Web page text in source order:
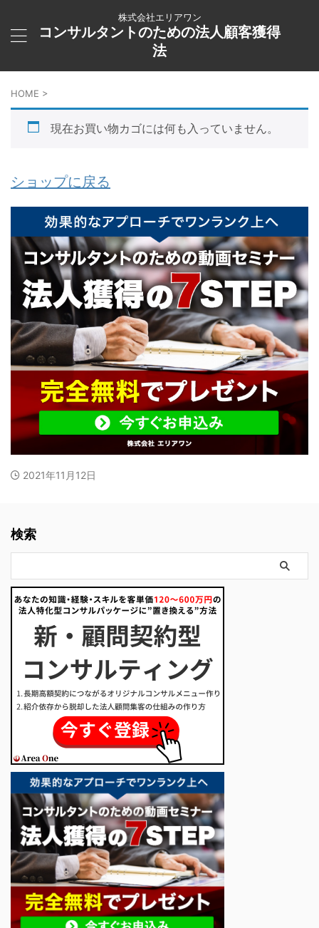
株式会社エリアワン
コンサルタントのための法人顧客獲得
法
HOME >
現在お買い物カゴには何も入っていません。
ショップに戻る
2021年11月12日
検索